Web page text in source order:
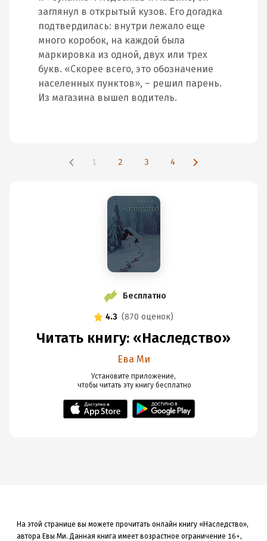
заглянул в открытый кузов. Его догадка
подтвердилась: внутри лежало еще
много коробок, на каждой была
маркировка из одной, двух или трех
букв. «Скорее всего, это обозначение
населенных пунктов», – решил парень.
Из магазина вышел водитель.
1 2 3 4
Бесплатно
4.3 (870 оценок)
Читать книгу: «Наследство»
Ева Ми
Установите приложение,
чтобы читать эту книгу бесплатно
На этой странице вы можете прочитать онлайн книгу «Наследство»,
автора Евы Ми. Данная книга имеет возрастное ограничение 16+,